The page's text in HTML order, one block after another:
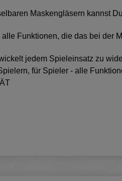
Maskengläsern kannst
Funktionen, die das bei der
jedem Spieleinsatz zu
für Spieler - alle